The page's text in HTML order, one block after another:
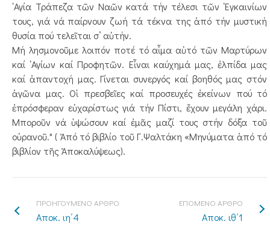
῾Αγία Τράπεζα τῶν Ναῶν κατά τήν τέλεσι τῶν ᾿Εγκαινίων
τους, γιά νά παίρνουν ζωή τά τέκνα της ἀπό τήν μυστική
θυσία πού τελεῖται σ’ αὐτήν.
Μή λησμονοῦμε λοιπόν ποτέ τό αἷμα αὐτό τῶν Μαρτύρων
καί ῾Αγίων καί Προφητῶν. Εἶναι καύχημά μας, ἐλπίδα μας
καί ἀπαντοχή μας. Γίνεται συνεργός καί βοηθός μας στόν
ἀγῶνα μας. Οἱ πρεσβεῖες καί προσευχές ἐκείνων πού τό
ἐπρόσφεραν εὐχαρίστως γιά τήν Πίστι, ἔχουν μεγάλη χάρι.
Μποροῦν νά ὑψώσουν καί ἐμᾶς μαζί τους στήν δόξα τοῦ
οὐρανοῦ." ( Ἀπό τό βιβλίο τοῦ Γ.Ψαλτάκη «Μηνύματα ἀπό τό
βιβλίον τῆς Ἀποκαλύψεως).
ΠΡΟΗΓΟΥΜΕΝΟ ΑΡΘΡΟ
Αποκ. ιη΄4
ΕΠΟΜΕΝΟ ΑΡΘΡΟ
Αποκ. ιθ΄1